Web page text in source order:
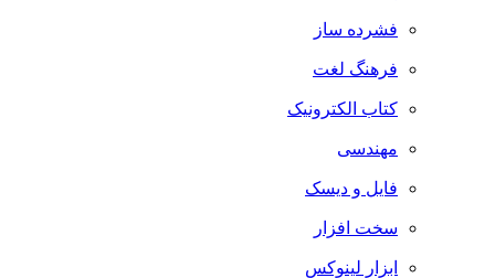
فشرده ساز
فرهنگ لغت
کتاب الکترونیک
مهندسی
فایل و دیسک
سخت افزار
ابزار لینوکس